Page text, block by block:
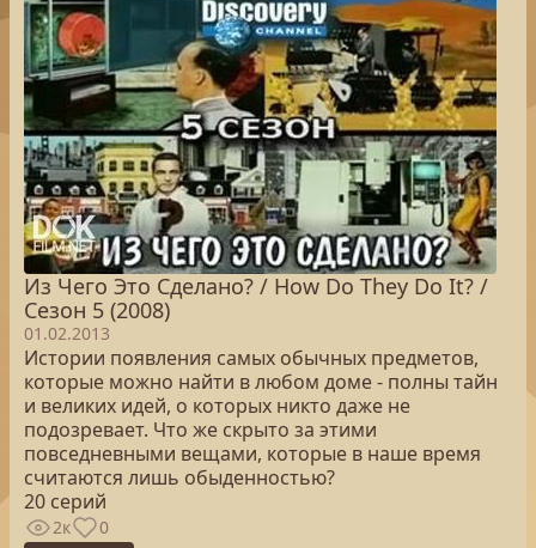
Из Чего Это Сделано? / How Do They Do It? /
Сезон 5 (2008)
01.02.2013
Истории появления самых обычных предметов,
которые можно найти в любом доме - полны тайн
и великих идей, о которых никто даже не
подозревает. Что же скрыто за этими
повседневными вещами, которые в наше время
считаются лишь обыденностью?
20 серий
2к 0